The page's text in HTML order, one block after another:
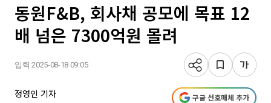
동원F&B, 회사채 공모에 목표 12
배 넘은 7300억원 몰려
입력 2025-08-18 09:05
정영인 기자 구글 선호매체 추가